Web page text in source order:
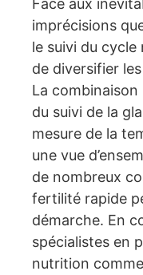
Face aux
imprécisions
le suivi du cycle
de diversifier
La combinaison
du suivi de la
mesure de la
une vue
de nombreux
fertilité rapide
démarche. En
spécialistes en
nutrition